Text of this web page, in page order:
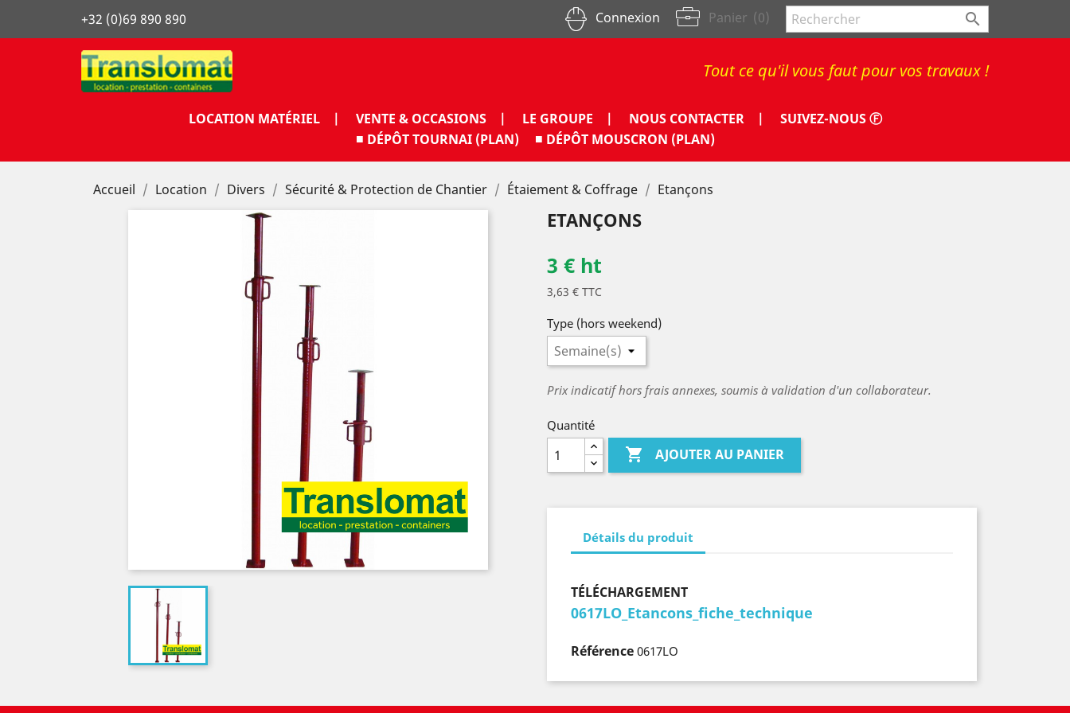
+32 (0)69 890 890 Connexion Panier (0) 
Tout ce qu'il vous faut pour vos travaux !
LOCATION MATÉRIEL | VENTE & OCCASIONS | LE GROUPE | NOUS CONTACTER |
SUIVEZ-NOUS Ⓕ
■ DÉPÔT TOURNAI (PLAN)
■ DÉPÔT MOUSCRON (PLAN)
Accueil Location Divers Sécurité & Protection de Chantier Étaiement & Coffrage Etançons
ETANÇONS
3 € ht
3,63 € TTC
Type (hors weekend)
Prix indicatif hors frais annexes, soumis à validation d'un collaborateur.
Quantité
 AJOUTER AU PANIER
Détails du produit
TÉLÉCHARGEMENT
0617LO_Etancons_fiche_technique
Référence 0617LO